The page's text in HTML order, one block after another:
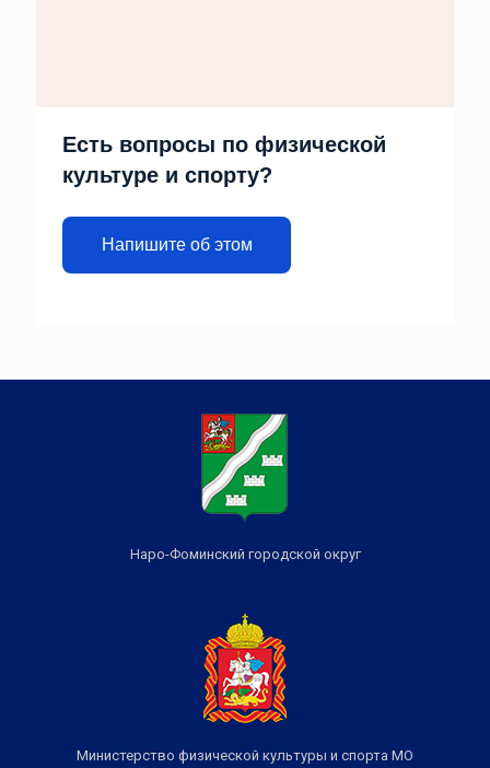
Есть вопросы по физической
культуре и спорту?
Напишите об этом
Наро-Фоминский городской округ
Министерство физической культуры и спорта МО